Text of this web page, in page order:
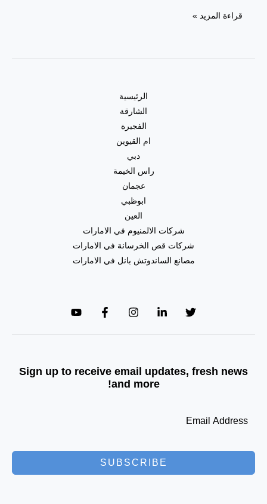
قراءة المزيد »
الرئيسية
الشارقة
الفجيرة
ام القيوين
دبي
راس الخيمة
عجمان
ابوظبي
العين
شركات الالمنيوم في الامارات
شركات قص الخرسانة في الامارات
مصانع الساندوتش بانل في الامارات
Sign up to receive email updates, fresh news
and more!
SUBSCRIBE